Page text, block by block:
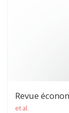
Revue
et al.